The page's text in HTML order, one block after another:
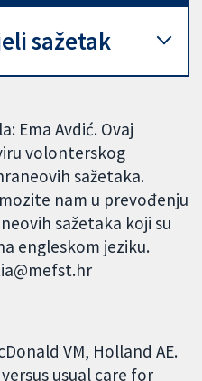
sažetak
Ema Avdić. Ovaj
volonterskog
sažetaka.
nam u prevođenju
sažetaka koji su
engleskom jeziku.
VM, Holland AE.
usual care for